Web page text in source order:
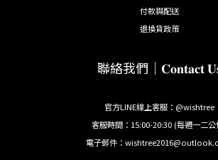
付款與配送
退換貨政策
聯絡我們｜𝐂𝐨𝐧𝐭𝐚𝐜𝐭
官方LINE線上客服：@wishtree
客服時間：15:00-20:30 (每週一二公
電子郵件：